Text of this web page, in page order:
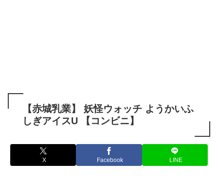
【赤城乳業】 妖怪ウォッチ ようかいふ
しぎアイスU 【コンビニ】
X Facebook LINE